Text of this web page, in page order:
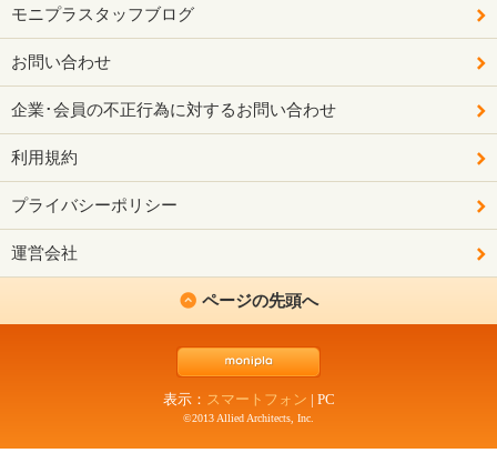
モニプラスタッフブログ
お問い合わせ
企業･会員の不正行為に対するお問い合わせ
利用規約
プライバシーポリシー
運営会社
ページの先頭へ
表示： スマートフォン | PC
©2013 Allied Architects, Inc.